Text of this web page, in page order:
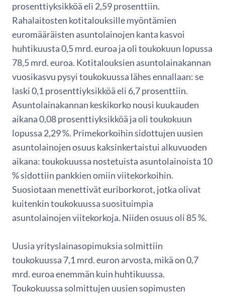
prosenttiyksikköä eli 2,59 prosenttiin.
Rahalaitosten kotitalouksille myöntämien
euromääräisten asuntolainojen kanta kasvoi
huhtikuusta 0,5 mrd. euroa ja oli toukokuun lopussa
78,5 mrd. euroa. Kotitalouksien asuntolainakannan
vuosikasvu pysyi toukokuussa lähes ennallaan: se
laski 0,1 prosenttiyksikköä eli 6,7 prosenttiin.
Asuntolainakannan keskikorko nousi kuukauden
aikana 0,08 prosenttiyksikköä ja oli toukokuun
lopussa 2,29 %. Primekorkoihin sidottujen uusien
asuntolainojen osuus kaksinkertaistui alkuvuoden
aikana: toukokuussa nostetuista asuntolainoista 10
% sidottiin pankkien omiin viitekorkoihin.
Suosiotaan menettivät euriborkorot, jotka olivat
kuitenkin toukokuussa suosituimpia
asuntolainojen viitekorkoja. Niiden osuus oli 85 %.
Uusia yrityslainasopimuksia solmittiin
toukokuussa 7,1 mrd. euron arvosta, mikä on 0,7
mrd. euroa enemmän kuin huhtikuussa.
Toukokuussa solmittujen uusien sopimusten